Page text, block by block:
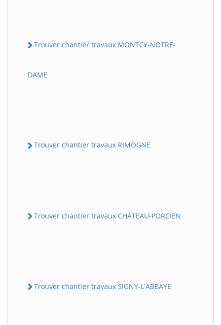
Trouver chantier travaux MONTCY-NOTRE-
DAME
Trouver chantier travaux RIMOGNE
Trouver chantier travaux CHATEAU-PORCIEN
Trouver chantier travaux SIGNY-L'ABBAYE